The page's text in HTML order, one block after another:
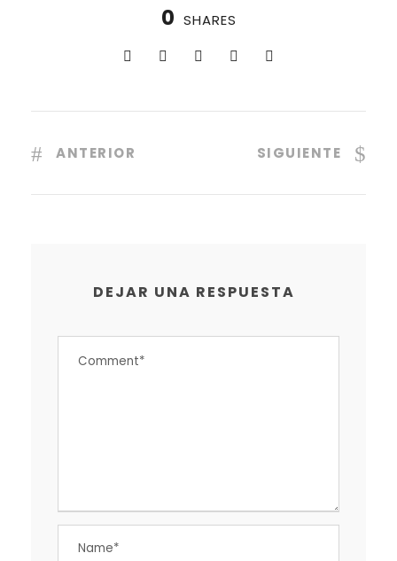
0 SHARES
ANTERIOR SIGUIENTE
DEJAR UNA RESPUESTA